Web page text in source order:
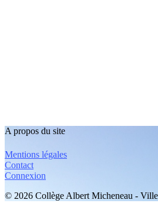
A propos du site
Mentions légales
Contact
Connexion
© 2026 Collège Albert Micheneau -